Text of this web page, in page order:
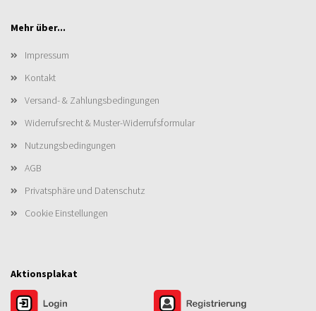
Mehr über...
Impressum
Kontakt
Versand- & Zahlungsbedingungen
Widerrufsrecht & Muster-Widerrufsformular
Nutzungsbedingungen
AGB
Privatsphäre und Datenschutz
Cookie Einstellungen
Aktionsplakat